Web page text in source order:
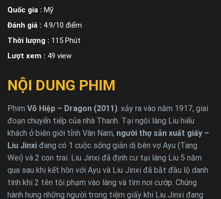
Quốc gia : Mỹ
Đánh giá : 4.9/10 điểm
Thời lượng : 115 Phút
Lượt xem : 49 view
NỘI DUNG PHIM
Phim Võ Hiệp – Dragon (2011): xảy ra vào năm 1917, giai
đoạn chuyển tiếp của nhà Thanh. Tại ngôi làng Liu hiếu
khách ở biên giới tỉnh Vân Nam, người thợ sản xuất giấy –
Liu Jinxi đang có 1 cuộc sống giản dị bên vợ Ayu (Tang
Wei) và 2 con trai. Liu Jinxi đã định cư tại làng Liu 5 năm
qua sau khi kết hôn với Ayu và Liu Jinxi đã bắt đầu lộ danh
tính khi 2 tên tội phạm vào làng và tìm nơi cướp. Chúng
hành hung những người trong tiệm giấy khi Liu Jinxi đang